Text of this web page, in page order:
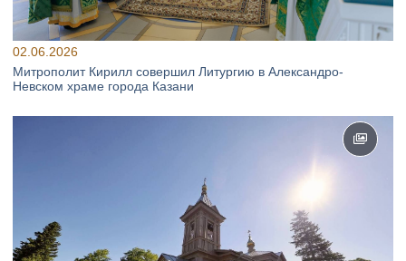
02.06.2026
Митрополит Кирилл совершил Литургию в Александро-
Невском храме города Казани